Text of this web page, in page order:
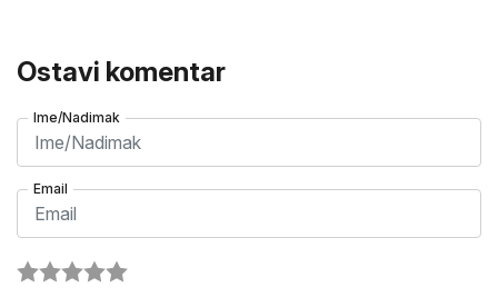
Ostavi komentar
Ime/Nadimak
Email